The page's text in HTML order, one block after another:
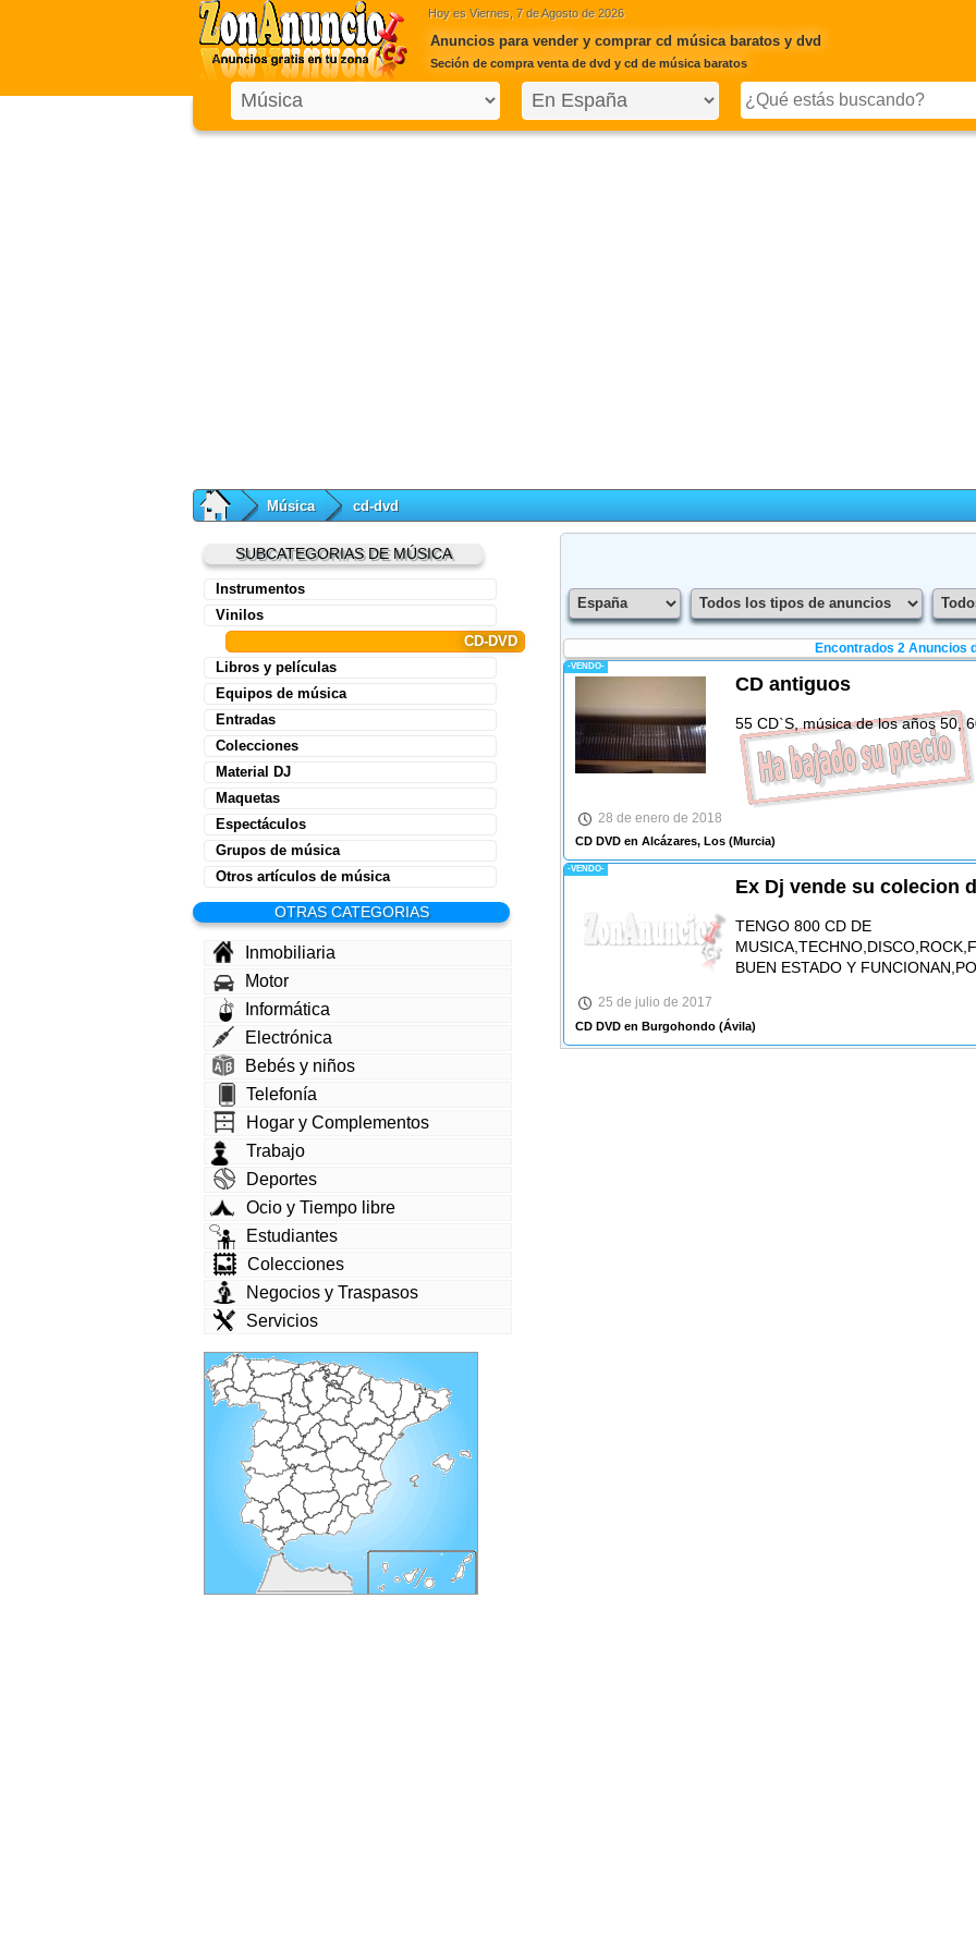
Hoy es Viernes, 7 de Agosto de 2026
Anuncios para vender y comprar cd música baratos y dvd
Seción de compra venta de dvd y cd de música baratos
Música cd-dvd
SUBCATEGORIAS DE MÚSICA
Instrumentos
Vinilos
CD-DVD
Libros y películas
Equipos de música
Entradas
Colecciones
Material DJ
Maquetas
Espectáculos
Grupos de música
Otros artículos de música
OTRAS CATEGORIAS
Inmobiliaria
Motor
Informática
Electrónica
Bebés y niños
Telefonía
Hogar y Complementos
Trabajo
Deportes
Ocio y Tiempo libre
Estudiantes
Colecciones
Negocios y Traspasos
Servicios
Encontrados 2 Anuncios
-VENDO-
CD antiguos
55 CD`S, música de los años 50,
28 de enero de 2018
CD DVD en Alcázares, Los(Murcia)
-VENDO-
Ex Dj vende su colecion
TENGO 800 CD DE
BUEN ESTADO Y
25 de julio de 2017
CD DVD en Burgohondo(Ávila)